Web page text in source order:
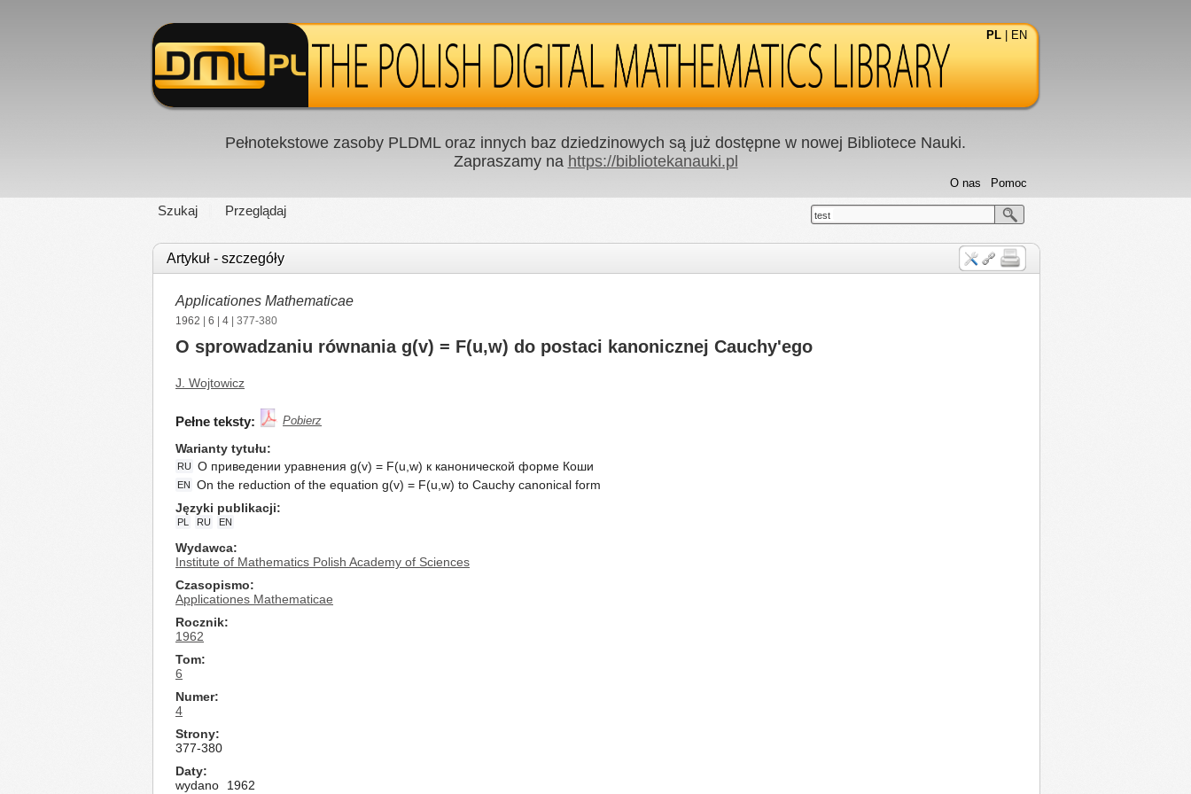
PL EN
Pełnotekstowe zasoby PLDML oraz innych baz dziedzinowych są już dostępne w nowej Bibliotece Nauki.
Zapraszamy na https://bibliotekanauki.pl
Szukaj Przeglądaj
Pomoc
O nas
test
Artykuł - szczegóły
Applicationes Mathematicae
1962 6 4 | 377-380
O sprowadzaniu równania g(v) = F(u,w) do postaci kanonicznej Cauchy'ego
J. Wojtowicz
Pełne teksty: Pobierz
Warianty tytułu
RU О приведении уравнения g(v) = F(u,w) к канонической форме Коши
EN
On the reduction of the equation g(v) = F(u,w) to Cauchy canonical form
Języki publikacji
PL RU EN
Wydawca
Institute of Mathematics Polish Academy of Sciences
Czasopismo
Applicationes Mathematicae
Rocznik
1962
Tom
6
Numer
4
Strony
377-380
Daty
wydano
1962